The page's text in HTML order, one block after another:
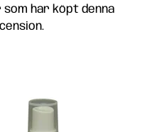
som har köpt denna